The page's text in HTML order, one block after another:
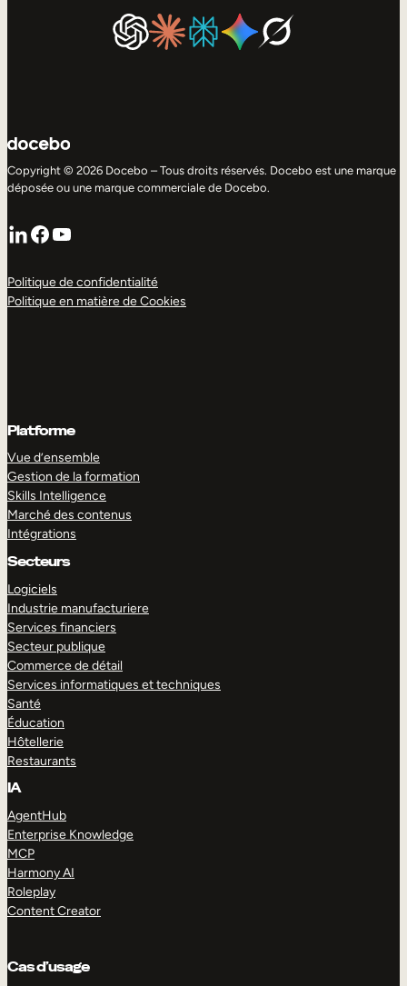
Copyright © 2026 Docebo – Tous droits réservés. Docebo est une marque
déposée ou une marque commerciale de Docebo.
LinkedIn
Facebook
YouTube
Politique de confidentialité
Politique en matière de Cookies
Platforme
Vue d’ensemble
Gestion de la formation
Skills Intelligence
Marché des contenus
Intégrations
Secteurs
Logiciels
Industrie manufacturiere
Services financiers
Secteur publique
Commerce de détail
Services informatiques et techniques
Santé
Éducation
Hôtellerie
Restaurants
IA
AgentHub
Enterprise Knowledge
MCP
Harmony AI
Roleplay
Content Creator
Cas d’usage